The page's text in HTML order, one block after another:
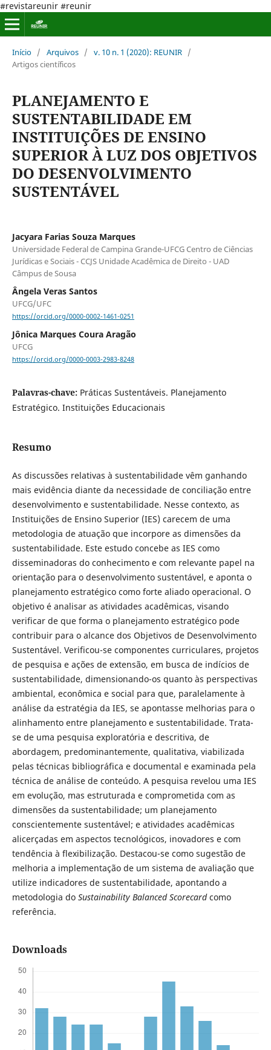
#revistareunir #reunir
Início / Arquivos / v. 10 n. 1 (2020): REUNIR /
Artigos científicos
PLANEJAMENTO E
SUSTENTABILIDADE EM
INSTITUIÇÕES DE ENSINO
SUPERIOR À LUZ DOS OBJETIVOS
DO DESENVOLVIMENTO
SUSTENTÁVEL
Jacyara Farias Souza Marques
Universidade Federal de Campina Grande-UFCG Centro de Ciências
Jurídicas e Sociais - CCJS Unidade Acadêmica de Direito - UAD
Câmpus de Sousa
Ângela Veras Santos
UFCG/UFC
https://orcid.org/0000-0002-1461-0251
Jônica Marques Coura Aragão
UFCG
https://orcid.org/0000-0003-2983-8248
Palavras-chave: Práticas Sustentáveis. Planejamento
Estratégico. Instituições Educacionais
Resumo
As discussões relativas à sustentabilidade vêm ganhando
mais evidência diante da necessidade de conciliação entre
desenvolvimento e sustentabilidade. Nesse contexto, as
Instituições de Ensino Superior (IES) carecem de uma
metodologia de atuação que incorpore as dimensões da
sustentabilidade. Este estudo concebe as IES como
disseminadoras do conhecimento e com relevante papel na
orientação para o desenvolvimento sustentável, e aponta o
planejamento estratégico como forte aliado operacional. O
objetivo é analisar as atividades acadêmicas, visando
verificar de que forma o planejamento estratégico pode
contribuir para o alcance dos Objetivos de Desenvolvimento
Sustentável. Verificou-se componentes curriculares, projetos
de pesquisa e ações de extensão, em busca de indícios de
sustentabilidade, dimensionando-os quanto às perspectivas
ambiental, econômica e social para que, paralelamente à
análise da estratégia da IES, se apontasse melhorias para o
alinhamento entre planejamento e sustentabilidade. Trata-
se de uma pesquisa exploratória e descritiva, de
abordagem, predominantemente, qualitativa, viabilizada
pelas técnicas bibliográfica e documental e examinada pela
técnica de análise de conteúdo. A pesquisa revelou uma IES
em evolução, mas estruturada e comprometida com as
dimensões da sustentabilidade; um planejamento
conscientemente sustentável; e atividades acadêmicas
alicerçadas em aspectos tecnológicos, inovadores e com
tendência à flexibilização. Destacou-se como sugestão de
melhoria a implementação de um sistema de avaliação que
utilize indicadores de sustentabilidade, apontando a
metodologia do Sustainability Balanced Scorecardcomo
referência.
Downloads